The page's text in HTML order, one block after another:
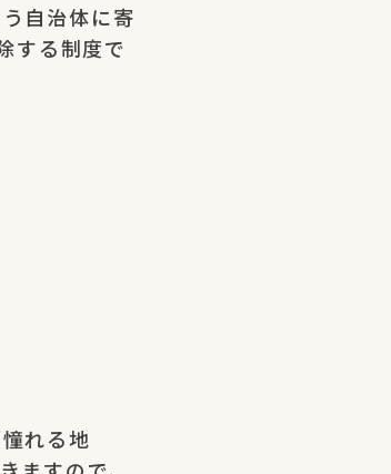
自治体に寄
する制度で
れる地